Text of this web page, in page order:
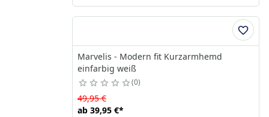
Marvelis - Modern fit Kurzarmhemd
einfarbig weiß
0
ab 39,95 €*
49,95 €